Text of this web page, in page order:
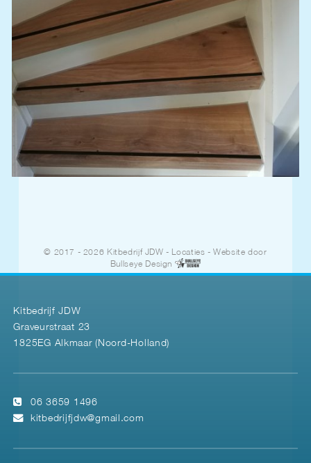
© 2017 - 2026 Kitbedrijf JDW- Locaties - Website door
Bullseye Design
Kitbedrijf JDW
Graveurstraat 23
1825EG Alkmaar (Noord-Holland)
06 3659 1496
kitbedrijfjdw@gmail.com